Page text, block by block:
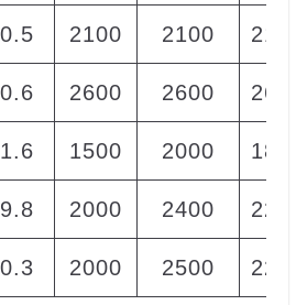
0.5 2100 2100
0.6 2600 2600
1.6 1500 2000
9.8 2000 2400
0.3 2000 2500